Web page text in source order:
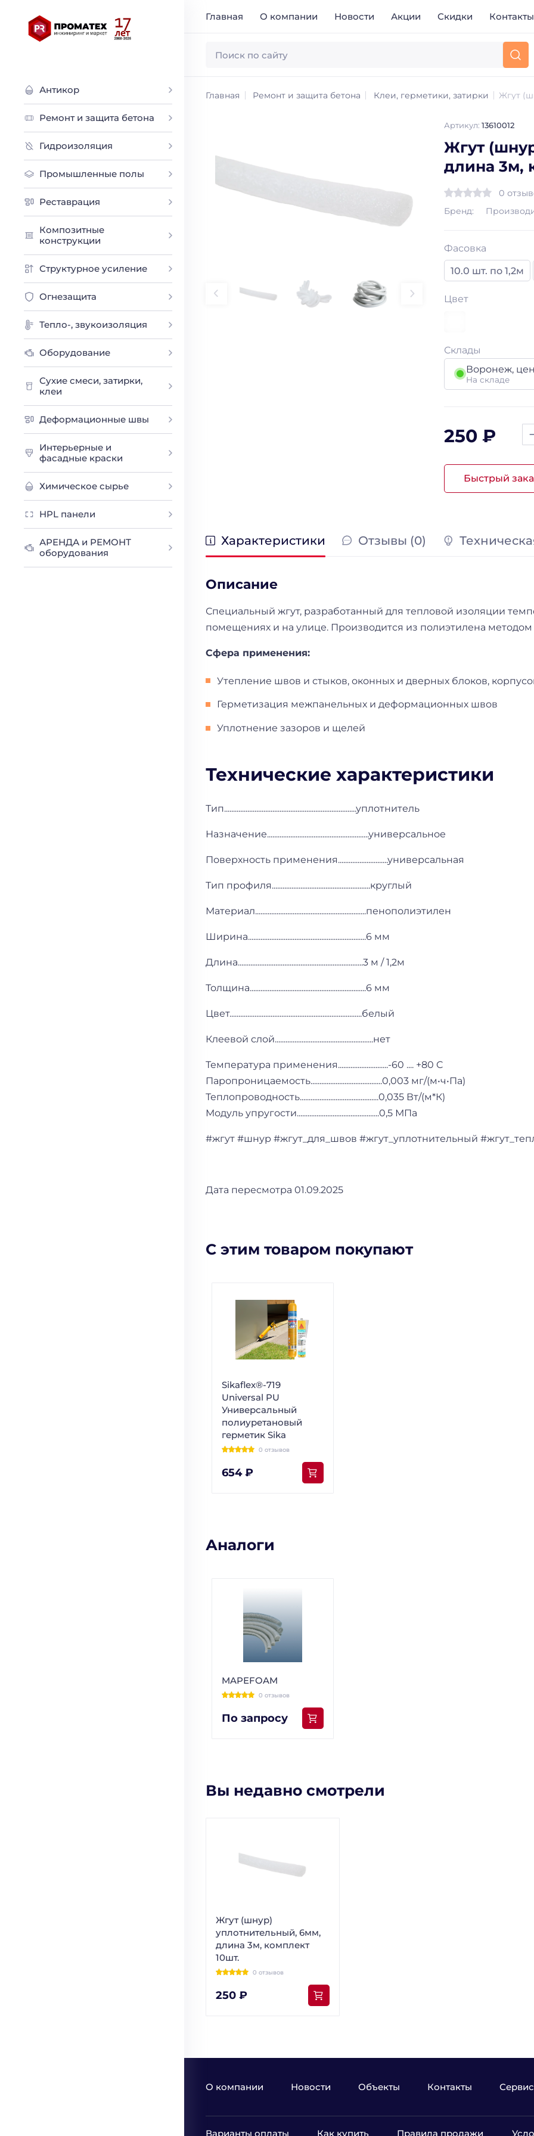
Главная О компании Новости Акции Скидки Контакты
Главная Ремонт и защита бетона Клеи, герметики, затирки Жгут
Жгут
длина 3м,
0
Бренд:
Фасовка
10.0 шт. по 1,2м
Цвет
Склады
Воронеж,
На складе
Артикул:13610012
250 ₽
Быстрый
Характеристики Отзывы (0)
Описание
Специальный жгут, разработанный для тепловой изоляции
помещениях и на улице. Производится из полиэтилена
Сфера применения:
Утепление швов и стыков, оконных и дверных блоков,
Герметизация межпанельных и деформационных швов
Уплотнение зазоров и щелей
Технические характеристики
Тип..........................................................................уплотнитель
Назначение.........................................................универсальное
Поверхность применения............................универсальная
Тип профиля.......................................................круглый
Материал..............................................................пенополиэтилен
Ширина..................................................................6 мм
Длина......................................................................3 м / 1,2м
Толщина.................................................................6 мм
Цвет..........................................................................белый
Клеевой слой.......................................................нет
Температура применения............................-60 .... +80 C
Паропроницаемость........................................0,003 мг/(м•ч•Па)
Теплопроводность............................................0,035 Вт/(м*К)
Модуль упругости..............................................0,5 МПа
#жгут #шнур #жгут_для_швов #жгут_уплотнительный
Дата пересмотра 01.09.2025
С этим товаром покупают
Sikaflex®-719
Universal PU
Универсальный
полиуретановый
герметик Sika
0 отзывов
654 ₽
Аналоги
MAPEFOAM
0 отзывов
По запросу
Вы недавно смотрели
Жгут (шнур)
уплотнительный, 6мм,
длина 3м, комплект
10шт.
0 отзывов
250 ₽
Антикор
Ремонт и защита бетона
Гидроизоляция
Промышленные полы
Реставрация
Композитные
конструкции
Структурное усиление
Огнезащита
Тепло-, звукоизоляция
Оборудование
Сухие смеси, затирки,
клеи
Деформационные швы
Интерьерные и
фасадные краски
Химическое сырье
HPL панели
АРЕНДА и РЕМОНТ
оборудования
О компании Новости Объекты Контакты Сервис
Варианты оплаты Как купить Правила продажи